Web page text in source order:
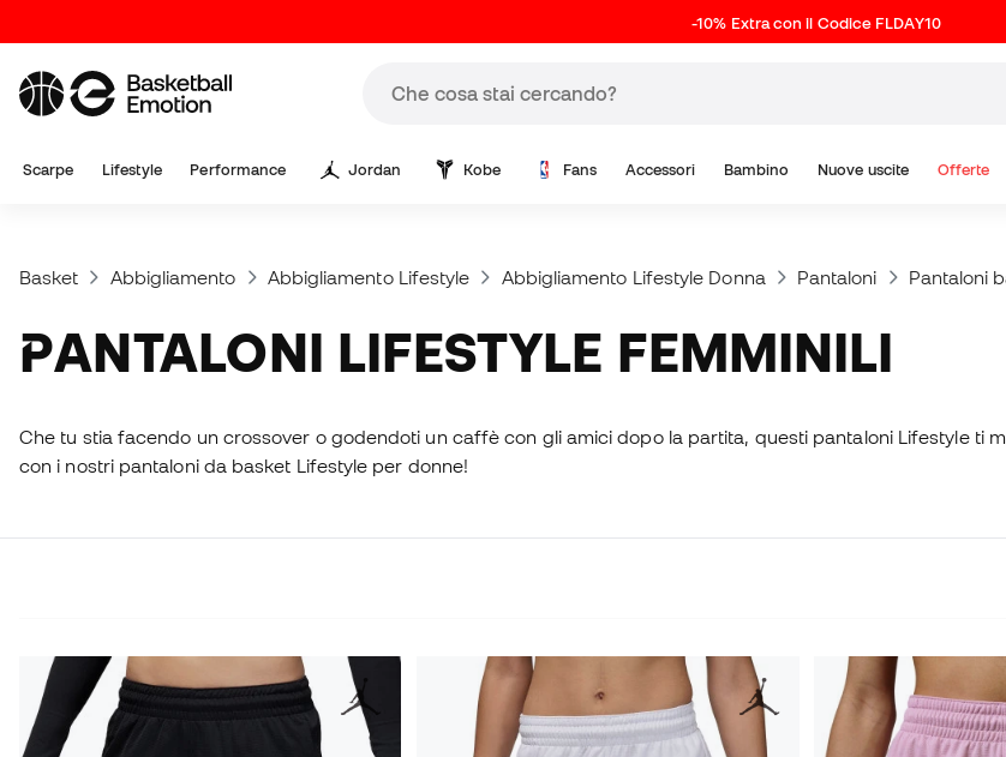
-10% Extra con il Codice FLDAY10
Scarpe Lifestyle Performance Jordan Kobe Fans Accessori Bambino Nuove uscite Offerte
Basket Abbigliamento Abbigliamento Lifestyle Abbigliamento Lifestyle Donna Pantaloni Pantaloni
PANTALONI LIFESTYLE FEMMINILI
Che tu stia facendo un crossover o godendoti un caffè con gli amici dopo la partita, questi pantaloni Lifestyle ti
con i nostri pantaloni da basket Lifestyle per donne!